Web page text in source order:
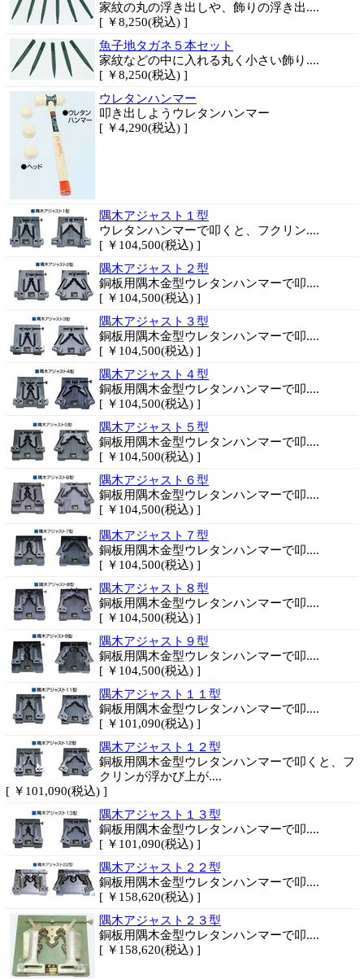
家紋の丸の浮き出しや、飾りの浮き出....
[ ￥8,250(税込) ]
魚子地タガネ５本セット
家紋などの中に入れる丸く小さい飾り....
[ ￥8,250(税込) ]
ウレタンハンマー
叩き出しようウレタンハンマー
[ ￥4,290(税込) ]
隅木アジャスト１型
ウレタンハンマーで叩くと、フクリン....
[ ￥104,500(税込) ]
隅木アジャスト２型
銅板用隅木金型ウレタンハンマーで叩....
[ ￥104,500(税込) ]
隅木アジャスト３型
銅板用隅木金型ウレタンハンマーで叩....
[ ￥104,500(税込) ]
隅木アジャスト４型
銅板用隅木金型ウレタンハンマーで叩....
[ ￥104,500(税込) ]
隅木アジャスト５型
銅板用隅木金型ウレタンハンマーで叩....
[ ￥104,500(税込) ]
隅木アジャスト６型
銅板用隅木金型ウレタンハンマーで叩....
[ ￥104,500(税込) ]
隅木アジャスト７型
銅板用隅木金型ウレタンハンマーで叩....
[ ￥104,500(税込) ]
隅木アジャスト８型
銅板用隅木金型ウレタンハンマーで叩....
[ ￥104,500(税込) ]
隅木アジャスト９型
銅板用隅木金型ウレタンハンマーで叩....
[ ￥104,500(税込) ]
隅木アジャスト１１型
銅板用隅木金型ウレタンハンマーで叩....
[ ￥101,090(税込) ]
隅木アジャスト１２型
銅板用隅木金型ウレタンハンマーで叩くと、フ
クリンが浮かび上が....
[ ￥101,090(税込) ]
隅木アジャスト１３型
銅板用隅木金型ウレタンハンマーで叩....
[ ￥101,090(税込) ]
隅木アジャスト２２型
銅板用隅木金型ウレタンハンマーで叩....
[ ￥158,620(税込) ]
隅木アジャスト２３型
銅板用隅木金型ウレタンハンマーで叩....
[ ￥158,620(税込) ]